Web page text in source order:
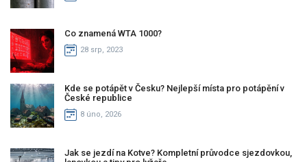
Co znamená WTA 1000?
28 srp, 2023
Kde se potápět v Česku? Nejlepší místa pro potápění v
České republice
8 úno, 2026
Jak se jezdí na Kotve? Kompletní průvodce sjezdovkou,